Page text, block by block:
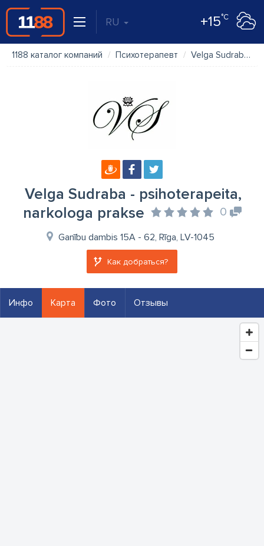
RU +15°C
1188 каталог компаний Психотерапевт Velga Sudraba - psihoterapeita, narkologa prakse
Velga Sudraba - psihoterapeita,
narkologa prakse
0
Ganību dambis 15A - 62, Rīga, LV-1045
Как добраться?
Инфо Карта Фото Отзывы